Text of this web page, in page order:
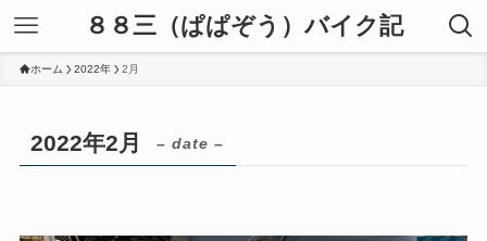
８８三（ぱぱぞう）バイク記
ホーム 2022年 2月
2022年2月 – date –